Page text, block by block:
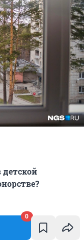
0
донорами,
констатацию
боятся,